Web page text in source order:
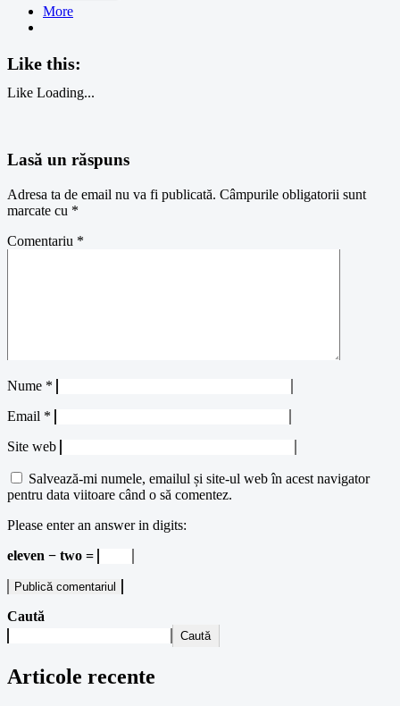
More
Like this:
Like Loading...
Lasă un răspuns
Adresa ta de email nu va fi publicată. Câmpurile obligatorii sunt
marcate cu *
Comentariu *
Nume *
Email *
Site web
Salvează-mi numele, emailul și site-ul web în acest navigator
pentru data viitoare când o să comentez.
Please enter an answer in digits:
eleven − two =
Caută
Caută
Articole recente